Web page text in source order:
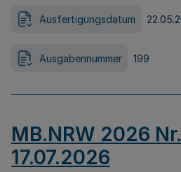
Ausfertigungsdatum
Ausgabennummer 199
MB.NRW 2026
17.07.2026